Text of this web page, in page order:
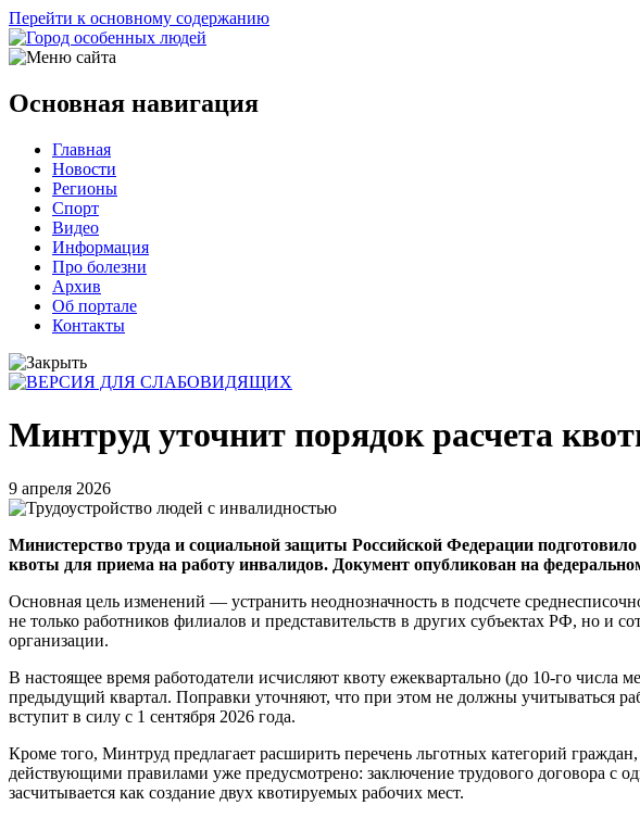
Перейти к основному содержанию
Основная навигация
Главная
Новости
Регионы
Спорт
Видео
Информация
Про болезни
Архив
Об портале
Контакты
Минтруд уточнит порядок расчета
9 апреля 2026
Министерство труда и социальной защиты Российской Федерации
квоты для приема на работу инвалидов. Документ опубликован на
Основная цель изменений — устранить неоднозначность в подсчете
не только работников филиалов и представительств в других субъектах РФ, но и
организации.
В настоящее время работодатели исчисляют квоту ежеквартально (до 10-го числа
предыдущий квартал. Поправки уточняют, что при этом не должны учитываться
вступит в силу с 1 сентября 2026 года.
Кроме того, Минтруд предлагает расширить перечень льготных категорий
действующими правилами уже предусмотрено: заключение трудового договора
засчитывается как создание двух квотируемых рабочих мест.